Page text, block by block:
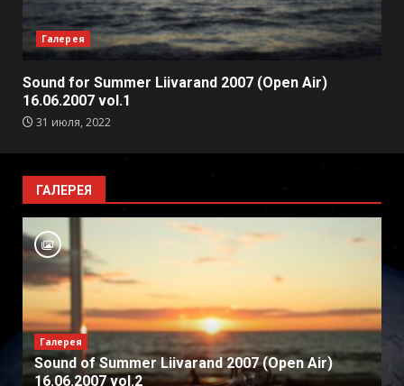
Галерея
Sound for Summer Liivarand 2007 (Open Air)
16.06.2007 vol.1
31 июля, 2022
ГАЛЕРЕЯ
Галерея
Sound of Summer Liivarand 2007 (Open Air)
16.06.2007 vol.2